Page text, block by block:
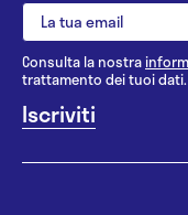
Consulta la nostra
trattamento dei tuoi dati.